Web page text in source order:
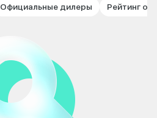
Официальные дилеры Рейтинг